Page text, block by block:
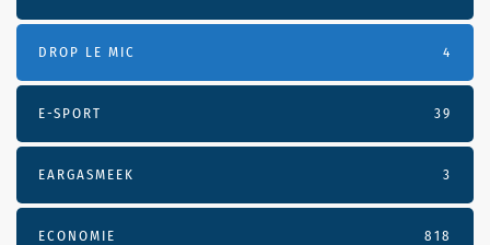
DROP LE MIC 4
E-SPORT 39
EARGASMEEK 3
ECONOMIE 818